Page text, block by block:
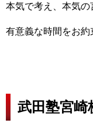
本気で考え、本気の
有意義な時間をお約
武田塾宮崎